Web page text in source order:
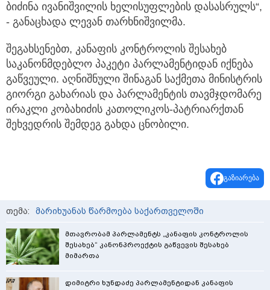
ბიძინა ივანიშვილის ხელისუფლების დასასრულს“,
- განაცხადა ლევან თარხნიშვილმა.
შეგახსენებთ, კანაფის კონტროლის შესახებ
საკანონმდებლო პაკეტი პარლამენტიდან იქნება
გაწვეული. აღნიშნული შინაგან საქმეთა მინისტრის
გიორგი გახარიას და პარლამენტის თავმჯდომარე
ირაკლი კობახიძის კათოლიკოს-პატრიარქთან
შეხვედრის შემდეგ გახდა ცნობილი.
გაზიარება
თემა: მარიხუანას წარმოება საქართველოში
მთავრობამ პარლამენტს „კანაფის კონტროლის
შესახებ“ კანონპროექტის გაწვევის შესახებ
მიმართა
დიმიტრი ხუნდაძე პარლამენტიდან კანაფის